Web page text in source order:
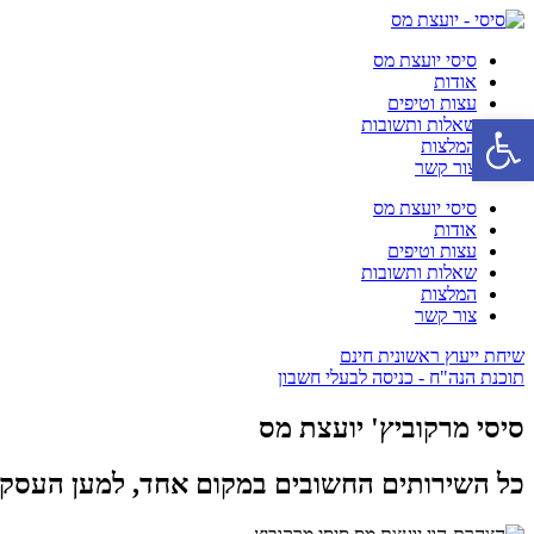
סיסי יועצת מס
אודות
עצות וטיפים
שאלות ותשובות
המלצות
צור קשר
סיסי יועצת מס
אודות
עצות וטיפים
שאלות ותשובות
המלצות
צור קשר
שיחת ייעוץ ראשונית חינם
תוכנת הנה"ח - כניסה לבעלי חשבון
סיסי מרקוביץ' יועצת מס
כל השירותים החשובים במקום אחד, למען
פתח סרגל נגישות